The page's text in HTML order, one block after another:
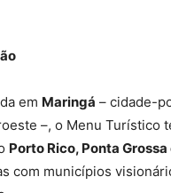
em Maringá – cidade-
–, o Menu Turístico
Porto Rico, Ponta
com municípios